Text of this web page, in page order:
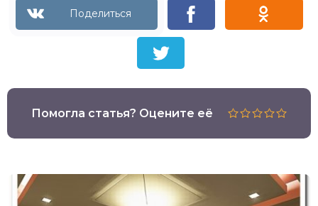
Помогла статья? Оцените её